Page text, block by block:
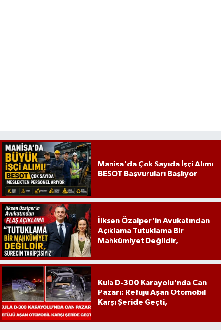
Manisa'da Çok Sayıda İşçi Alımı
BESOT Başvuruları Başlıyor
İlksen Özalper'in Avukatından
Açıklama Tutuklama Bir
Mahkûmiyet Değildir,
Kula D-300 Karayolu'nda Can
Pazarı: Refüjü Aşan Otomobil
Karşı Şeride Geçti,